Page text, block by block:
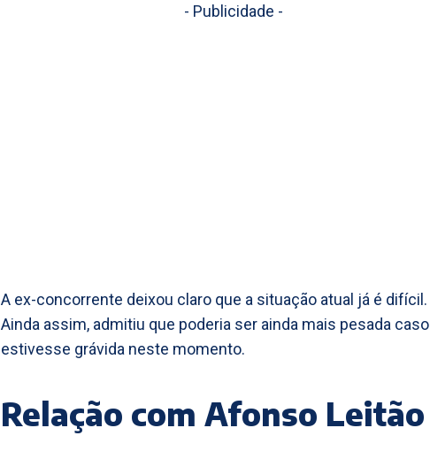
- Publicidade -
A ex-concorrente deixou claro que a situação atual já é difícil.
Ainda assim, admitiu que poderia ser ainda mais pesada caso
estivesse grávida neste momento.
Relação com Afonso Leitão